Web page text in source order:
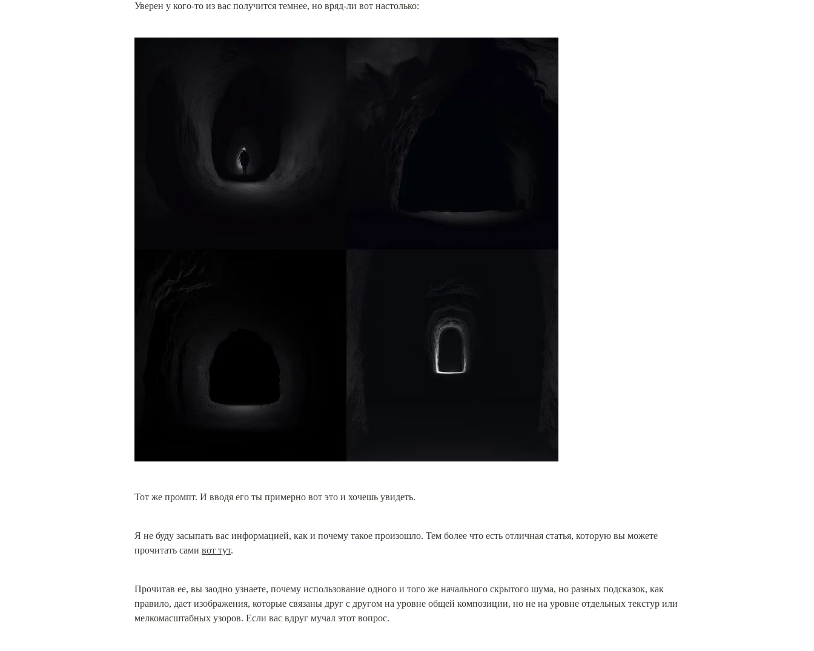
Уверен у кого-то из вас получится темнее, но вряд-ли вот настолько:
Тот же промпт. И вводя его ты примерно вот это и хочешь увидеть.
Я не буду засыпать вас информацией, как и почему такое произошло. Тем более что есть отличная статья, которую вы можете
прочитать сами вот тут.
Прочитав ее, вы заодно узнаете, почему использование одного и того же начального скрытого шума, но разных подсказок, как
правило, дает изображения, которые связаны друг с другом на уровне общей композиции, но не на уровне отдельных текстур или
мелкомасштабных узоров. Если вас вдруг мучал этот вопрос.